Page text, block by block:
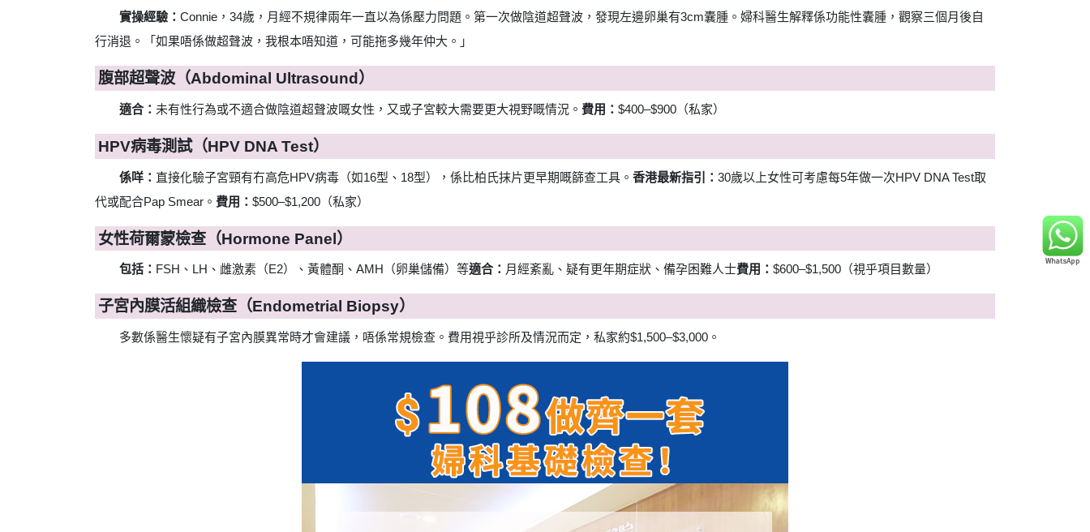
實操經驗： Connie，34歲，月經不規律兩年一直以為係壓力問題。第一次做陰道超聲波，發現左邊卵巢有3cm囊腫。婦科醫生解釋係功能性囊腫，觀察三個月後自
行消退。「如果唔係做超聲波，我根本唔知道，可能拖多幾年仲大。」
腹部超聲波（Abdominal Ultrasound）
適合： 未有性行為或不適合做陰道超聲波嘅女性，又或子宮較大需要更大視野嘅情況。 費用： $400–$900（私家）
HPV病毒測試（HPV DNA Test）
係咩： 直接化驗子宮頸有冇高危HPV病毒（如16型、18型），係比柏氏抹片更早期嘅篩查工具。 香港最新指引： 30歲以上女性可考慮每5年做一次HPV DNA Test取
代或配合Pap Smear。 費用： $500–$1,200（私家）
女性荷爾蒙檢查（Hormone Panel）
包括： FSH、LH、雌激素（E2）、黃體酮、AMH（卵巢儲備）等適合： 月經紊亂、疑有更年期症狀、備孕困難人士費用： $600–$1,500（視乎項目數量）
子宮內膜活組織檢查（Endometrial Biopsy）
多數係醫生懷疑有子宮內膜異常時才會建議，唔係常規檢查。費用視乎診所及情況而定，私家約$1,500–$3,000。